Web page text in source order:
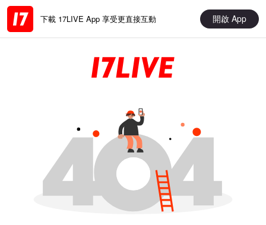
下載 17LIVE App 享受更直接互動 開啟 App